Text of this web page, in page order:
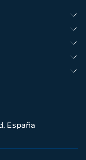
España